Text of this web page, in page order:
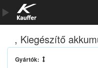
Szerszámkatalógus
Kosár
, Kiegészítő
Gyártók: